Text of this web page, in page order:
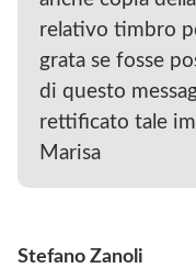
relativo timbro
grata se fosse
di questo
rettificato tale
Marisa
Stefano Zanoli